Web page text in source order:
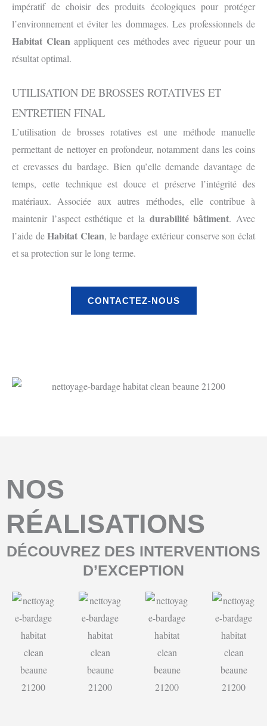
impératif de choisir des produits écologiques pour protéger
l’environnement et éviter les dommages. Les professionnels de
Habitat Clean appliquent ces méthodes avec rigueur pour un
résultat optimal.
UTILISATION DE BROSSES ROTATIVES ET
ENTRETIEN FINAL
L’utilisation de brosses rotatives est une méthode manuelle
permettant de nettoyer en profondeur, notamment dans les coins
et crevasses du bardage. Bien qu’elle demande davantage de
temps, cette technique est douce et préserve l’intégrité des
matériaux. Associée aux autres méthodes, elle contribue à
maintenir l’aspect esthétique et la durabilité bâtiment. Avec
l’aide deHabitat Clean, le bardage extérieur conserve son éclat
et sa protection sur le long terme.
CONTACTEZ-NOUS
NOS
RÉALISATIONS
DÉCOUVREZ DES INTERVENTIONS
D’EXCEPTION